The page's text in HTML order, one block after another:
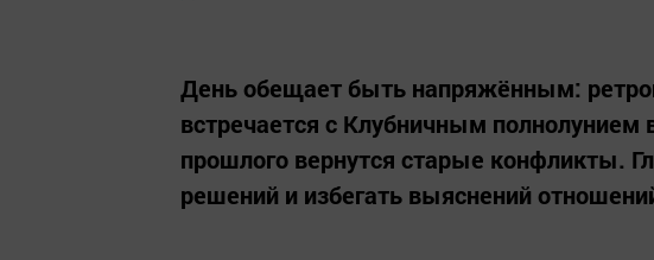
День обещает быть напряжённым:
встречается с Клубничным
прошлого вернутся старые конфликты.
решений и избегать выяснений